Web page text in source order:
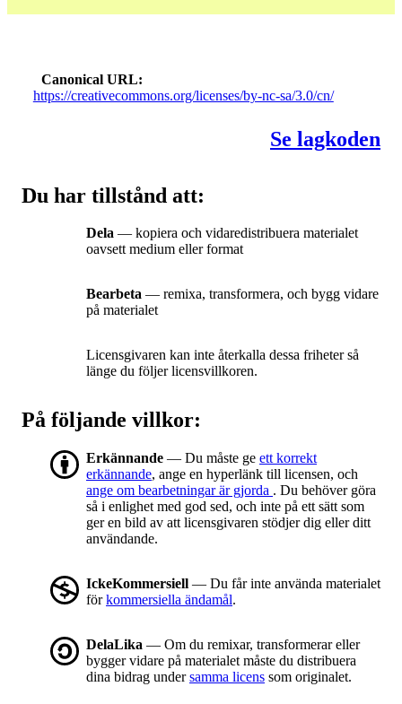
Canonical URL
https://creativecommons.org/licenses/by-nc-sa/3.0/cn/
Se lagkoden
Du har tillstånd att:
Dela — kopiera och vidaredistribuera materialet
oavsett medium eller format
Bearbeta — remixa, transformera, och bygg vidare
på materialet
Licensgivaren kan inte återkalla dessa friheter så
länge du följer licensvillkoren.
På följande villkor:
Erkännande — Du måste ge ett korrekt
erkännande, ange en hyperlänk till licensen, och
ange om bearbetningar är gjorda . Du behöver göra
så i enlighet med god sed, och inte på ett sätt som
ger en bild av att licensgivaren stödjer dig eller ditt
användande.
IckeKommersiell — Du får inte använda materialet
förkommersiella ändamål.
DelaLika — Om du remixar, transformerar eller
bygger vidare på materialet måste du distribuera
dina bidrag undersamma licens som originalet.